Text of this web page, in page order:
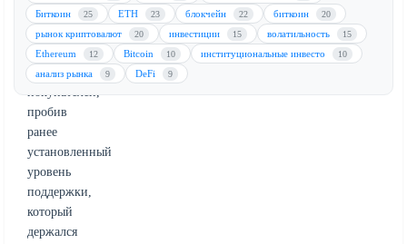
Мощное
давление
продавцов
подавило
покупателей,
пробив
ранее
установленный
уровень
поддержки,
который
держался
Биткоин 25 ETH 23 блокчейн 22 биткоин 20
рынок криптовалют 20 инвестиции 15 волатильность 15
Ethereum 12 Bitcoin 10 институциональные инвесто 10
анализ рынка 9 DeFi 9